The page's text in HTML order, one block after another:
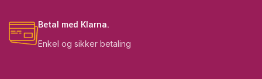
Betal med Klarna.
Enkel og sikker betaling